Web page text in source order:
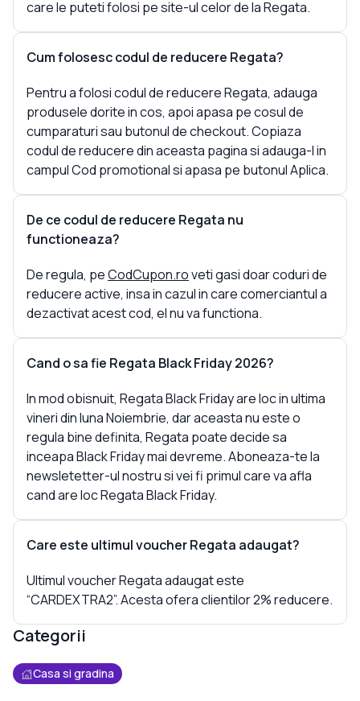
care le puteti folosi pe site-ul celor de la Regata.
Cum folosesc codul de reducere Regata?
Pentru a folosi codul de reducere Regata, adauga
produsele dorite in cos, apoi apasa pe cosul de
cumparaturi sau butonul de checkout. Copiaza
codul de reducere din aceasta pagina si adauga-l in
campul Cod promotional si apasa pe butonul Aplica.
De ce codul de reducere Regata nu
functioneaza?
De regula, peCodCupon.roveti gasi doar coduri de
reducere active, insa in cazul in care comerciantul a
dezactivat acest cod, el nu va functiona.
Cand o sa fie Regata Black Friday 2026?
In mod obisnuit, Regata Black Friday are loc in ultima
vineri din luna Noiembrie, dar aceasta nu este o
regula bine definita, Regata poate decide sa
inceapa Black Friday mai devreme. Aboneaza-te la
newsletetter-ul nostru si vei fi primul care va afla
cand are loc Regata Black Friday.
Care este ultimul voucher Regata adaugat?
Ultimul voucher Regata adaugat este
“CARDEXTRA2”. Acesta ofera clientilor 2% reducere.
Categorii
Casa si gradina